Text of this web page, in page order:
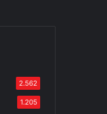
2.562
1.205